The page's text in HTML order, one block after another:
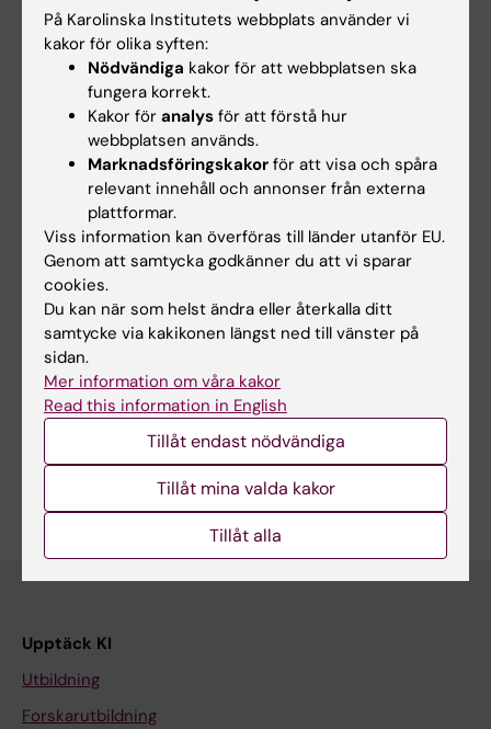
putative prostate tumor suppressor gene
(DAB2IP)
J Natl Cancer Inst (2007) 99:1-9
Online 11 december 2007 doi:
10.1093/jnci/djm250
Läs mer om Henrik Grönberg
Uppdaterad av:
Webb Admin 2013-11-26
Dela
Upptäck KI
Utbildning
Forskarutbildning
På Karolinska Institutets webbplats använder vi
kakor för olika syften:
Nödvändiga kakor för att webbplatsen ska
fungera korrekt.
Kakor för analys för att förstå hur
webbplatsen används.
Marknadsföringskakor för att visa och spåra
relevant innehåll och annonser från externa
plattformar.
Viss information kan överföras till länder utanför EU.
Genom att samtycka godkänner du att vi sparar
cookies.
Du kan när som helst ändra eller återkalla ditt
samtycke via kakikonen längst ned till vänster på
sidan.
Mer information om våra kakor
Read this information in English
Tillåt endast nödvändiga
Tillåt mina valda kakor
Tillåt alla